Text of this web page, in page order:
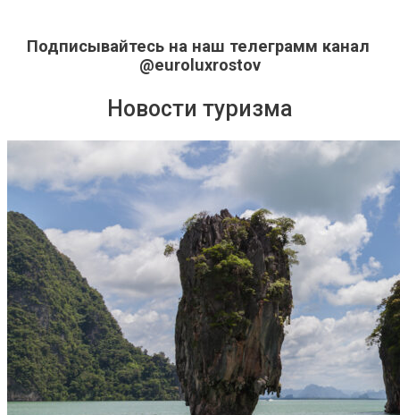
Подписывайтесь на наш телеграмм канал
@euroluxrostov
Новости туризма